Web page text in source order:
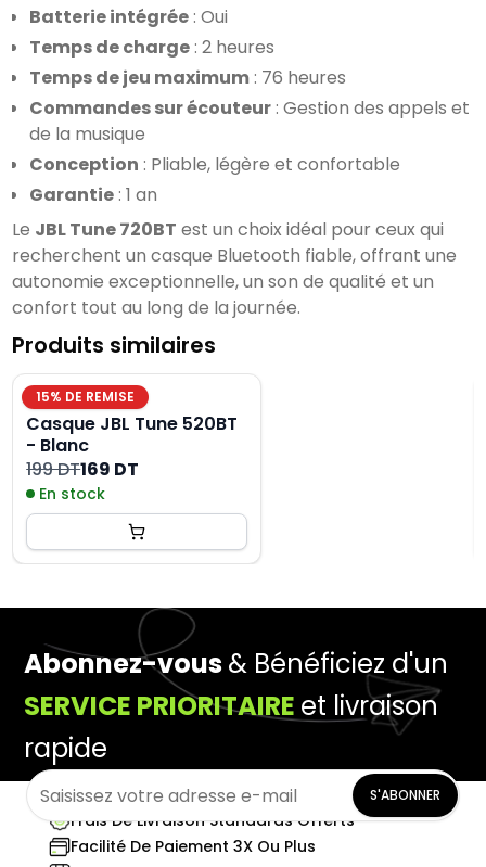
Batterie intégrée : Oui
Temps de charge : 2 heures
Temps de jeu maximum : 76 heures
Commandes sur écouteur : Gestion des appels et
de la musique
Conception : Pliable, légère et confortable
Garantie : 1 an
Le JBL Tune 720BT est un choix idéal pour ceux qui
recherchent un casque Bluetooth fiable, offrant une
autonomie exceptionnelle, un son de qualité et un
confort tout au long de la journée.
Produits similaires
15% DE REMISE
Casque JBL Tune 520BT
- Blanc
199 DT169 DT
En stock
Abonnez-vous& Bénéficiez d'un
SERVICE PRIORITAIRE et livraison
rapide
S'ABONNER
Frais De Livraison Standards Offerts
Facilité De Paiement 3X Ou Plus